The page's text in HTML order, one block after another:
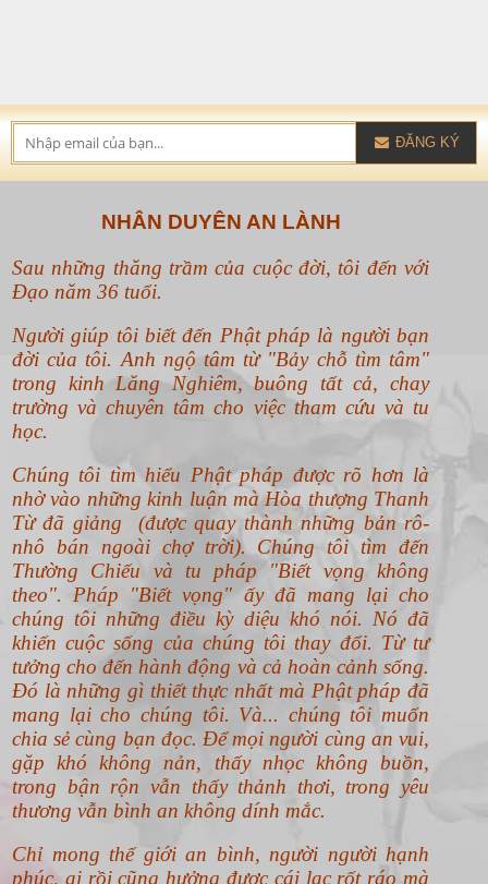
ĐĂNG KÝ
NHÂN DUYÊN AN LÀNH
Sau những thăng trầm của cuộc đời, tôi đến với
Đạo năm 36 tuổi.
Người giúp tôi biết đến Phật pháp là người bạn
đời của tôi. Anh ngộ tâm từ "Bảy chỗ tìm tâm"
trong kinh Lăng Nghiêm, buông tất cả, chay
trường và chuyên tâm cho việc tham cứu và tu
học.
Chúng tôi tìm hiểu Phật pháp được rõ hơn là
nhờ vào những kinh luận mà Hòa thượng Thanh
Từ đã giảng (được quay thành những bản rô-
nhô bán ngoài chợ trời). Chúng tôi tìm đến
Thường Chiếu và tu pháp "Biết vọng không
theo".Pháp "Biết vọng" ấy đã mang lại cho
chúng tôi những điều kỳ diệu khó nói. Nó đã
khiến cuộc sống của chúng tôi thay đổi. Từ tư
tưởng cho đến hành động và cả hoàn cảnh sống.
Đó là những gì thiết thực nhất mà Phật pháp đã
mang lại cho chúng tôi. Và... chúng tôi muốn
chia sẻ cùng bạn đọc. Để mọi người cùng an vui,
gặp khó không nản, thấy nhọc không buồn,
trong bận rộn vẫn thấy thảnh thơi, trong yêu
thương vẫn bình an không dính mắc.
Chỉ mong thế giới an bình, người người hạnh
phúc, ai rồi cũng hưởng được cái lạc rốt ráo mà